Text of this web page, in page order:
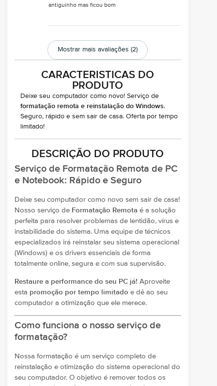
antiguinho mas ficou bom
Mostrar mais avaliações (2)
CARACTERISTICAS DO
PRODUTO
Deixe seu computador como novo! Serviço de
formatação remota e reinstalação do Windows.
Seguro, rápido e sem sair de casa. Oferta por tempo
limitado!
DESCRIÇÃO DO PRODUTO
Serviço de Formatação Remota de PC
e Notebook: Rápido e Seguro
Deixe seu computador como novo sem sair de casa!
Nosso serviço de Formatação Remota é a solução
perfeita para resolver problemas de lentidão, vírus e
instabilidade do sistema. Uma equipe de técnicos
especializados irá reinstalar seu sistema operacional
(Windows) e os drivers essenciais de forma
totalmente online, segura e com sua supervisão.
Restaure a performance do seu PC já! Aproveite
esta promoção por tempo limitado e dê ao seu
computador a otimização que ele merece.
Como funciona o nosso serviço de
formatação?
Nossa formatação é um serviço completo de
reinstalação e otimização do sistema operacional do
seu computador. O objetivo é remover todos os